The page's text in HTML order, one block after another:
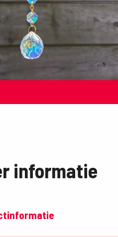
informatie